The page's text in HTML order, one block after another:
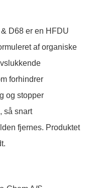
D68 er en HFDU
af organiske
forhindrer
og stopper
så snart
fjernes. Produktet